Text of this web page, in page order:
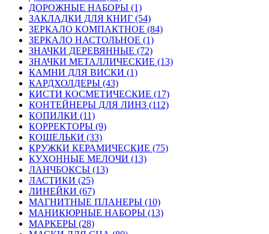
ДОРОЖНЫЕ НАБОРЫ (1)
ЗАКЛАДКИ ДЛЯ КНИГ (54)
ЗЕРКАЛО КОМПАКТНОЕ (84)
ЗЕРКАЛО НАСТОЛЬНОЕ (1)
ЗНАЧКИ ДЕРЕВЯННЫЕ (72)
ЗНАЧКИ МЕТАЛЛИЧЕСКИЕ (13)
КАМНИ ДЛЯ ВИСКИ (1)
КАРДХОЛДЕРЫ (43)
КИСТИ КОСМЕТИЧЕСКИЕ (17)
КОНТЕЙНЕРЫ ДЛЯ ЛИНЗ (112)
КОПИЛКИ (11)
КОРРЕКТОРЫ (9)
КОШЕЛЬКИ (33)
КРУЖКИ КЕРАМИЧЕСКИЕ (75)
КУХОННЫЕ МЕЛОЧИ (13)
ЛАНЧБОКСЫ (13)
ЛАСТИКИ (25)
ЛИНЕЙКИ (67)
МАГНИТНЫЕ ПЛАНЕРЫ (10)
МАНИКЮРНЫЕ НАБОРЫ (13)
МАРКЕРЫ (28)